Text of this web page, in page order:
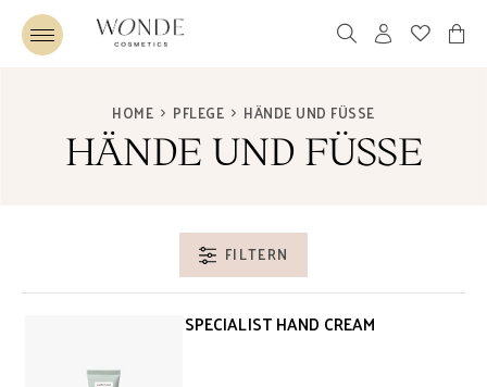
HOME PFLEGE HÄNDE UND FÜSSE
HÄNDE UND FÜSSE
FILTERN
SPECIALIST HAND CREAM